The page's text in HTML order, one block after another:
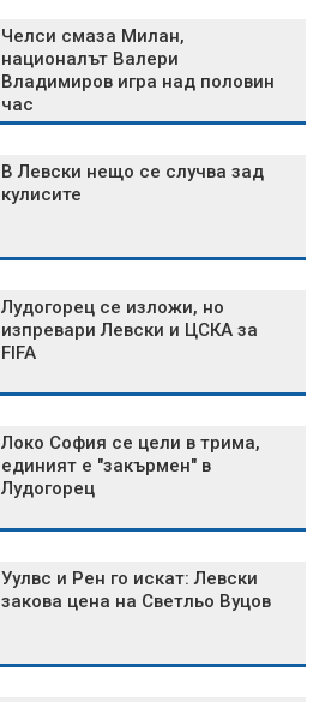
Челси смаза Милан,
националът Валери
Владимиров игра над половин
час
В Левски нещо се случва зад
кулисите
Лудогорец се изложи, но
изпревари Левски и ЦСКА за
FIFA
Локо София се цели в трима,
единият е "закърмен" в
Лудогорец
Уулвс и Рен го искат: Левски
закова цена на Светльо Вуцов